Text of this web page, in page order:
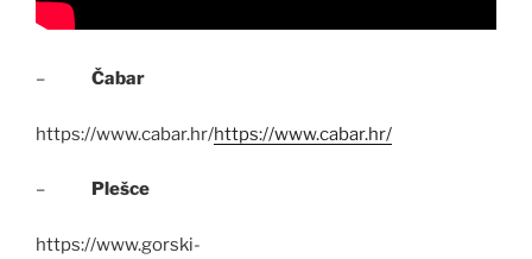
– Čabar
https://www.cabar.hr/https://www.cabar.hr/
– Plešce
https://www.gorski-